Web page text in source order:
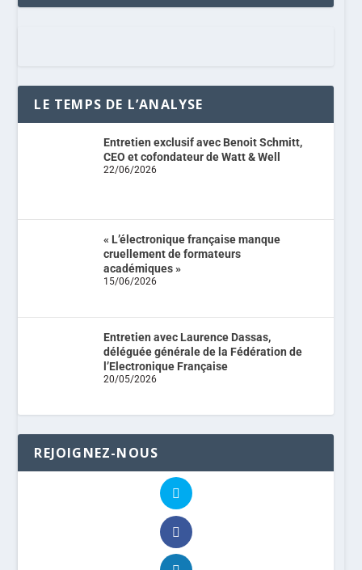
LE TEMPS DE L’ANALYSE
Entretien exclusif avec Benoit Schmitt,
CEO et cofondateur de Watt & Well
22/06/2026
« L’électronique française manque
cruellement de formateurs
académiques »
15/06/2026
Entretien avec Laurence Dassas,
déléguée générale de la Fédération de
l’Electronique Française
20/05/2026
REJOIGNEZ-NOUS